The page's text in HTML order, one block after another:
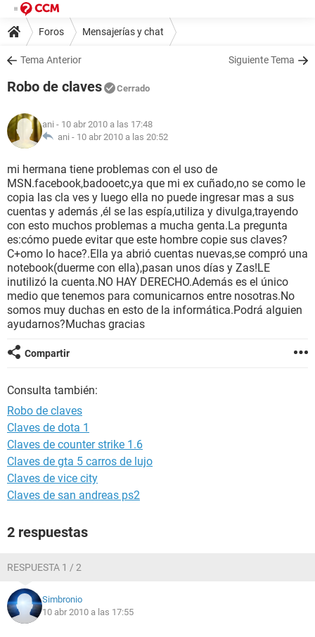
Foros Mensajerías y chat
Tema Anterior Siguiente Tema
Robo de claves Cerrado
ani - 10 abr 2010 a las 17:48
ani - 10 abr 2010 a las 20:52
mi hermana tiene problemas con el uso de
MSN.facebook,badooetc,ya que mi ex cuñado,no se como le
copia las cla ves y luego ella no puede ingresar mas a sus
cuentas y además ,él se las espía,utiliza y divulga,trayendo
con esto muchos problemas a mucha genta.La pregunta
es:cómo puede evitar que este hombre copie sus claves?
C+omo lo hace?.Ella ya abrió cuentas nuevas,se compró una
notebook(duerme con ella),pasan unos días y Zas!LE
inutilizó la cuenta.NO HAY DERECHO.Además es el único
medio que tenemos para comunicarnos entre nosotras.No
somos muy duchas en esto de la informática.Podrá alguien
ayudarnos?Muchas gracias
Compartir
Consulta también:
Robo de claves
Claves de dota 1
Claves de counter strike 1.6
Claves de gta 5 carros de lujo
Claves de vice city
Claves de san andreas ps2
2 respuestas
RESPUESTA 1 / 2
Simbronio
10 abr 2010 a las 17:55